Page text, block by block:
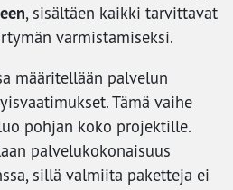
, sisältäen kaikki tarvittavat
varmistamiseksi.
määritellään palvelun
Tämä vaihe
pohjan koko projektille.
palvelukokonaisuus
sillä valmiita paketteja ei